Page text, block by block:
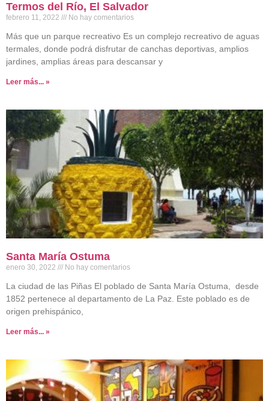
Termos del Río, El Salvador
febrero 11, 2022 No hay comentarios
Más que un parque recreativo Es un complejo recreativo de aguas
termales, donde podrá disfrutar de canchas deportivas, amplios
jardines, amplias áreas para descansar y
Leer más... »
Santa María Ostuma
enero 30, 2022 No hay comentarios
La ciudad de las Piñas El poblado de Santa María Ostuma, desde
1852 pertenece al departamento de La Paz. Este poblado es de
origen prehispánico,
Leer más... »